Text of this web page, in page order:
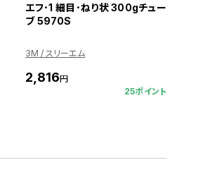
エフ･1 細目･ねり状 300gチュー
ブ 5970S
3M / スリーエム
2,816円
25ポイント